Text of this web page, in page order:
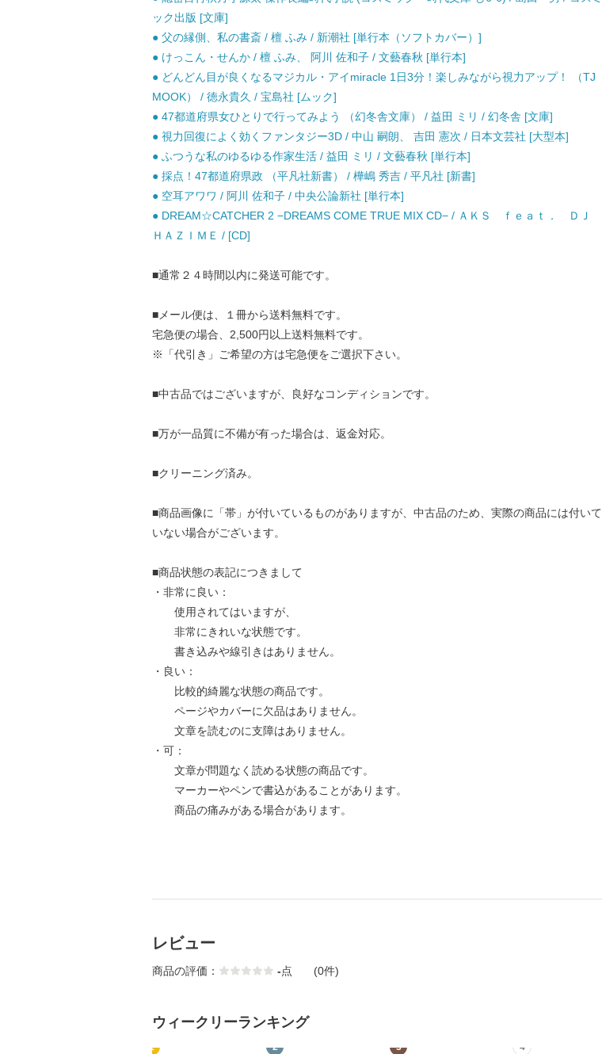
ック出版 [文庫]
● 父の縁側、私の書斎 / 檀 ふみ / 新潮社 [単行本（ソフトカバー）]
● けっこん・せんか / 檀 ふみ、 阿川 佐和子 / 文藝春秋 [単行本]
● どんどん目が良くなるマジカル・アイmiracle 1日3分！楽しみながら視力アップ！ （TJ
MOOK） / 徳永貴久 / 宝島社 [ムック]
● 47都道府県女ひとりで行ってみよう （幻冬舎文庫） / 益田 ミリ / 幻冬舎 [文庫]
● 視力回復によく効くファンタジー3D / 中山 嗣朗、 吉田 憲次 / 日本文芸社 [大型本]
● ふつうな私のゆるゆる作家生活 / 益田 ミリ / 文藝春秋 [単行本]
● 採点！47都道府県政 （平凡社新書） / 樺嶋 秀吉 / 平凡社 [新書]
● 空耳アワワ / 阿川 佐和子 / 中央公論新社 [単行本]
● DREAM☆CATCHER 2 −DREAMS COME TRUE MIX CD− / ＡＫＳ ｆｅａｔ． ＤＪ
ＨＡＺＩＭＥ / [CD]
■通常２４時間以内に発送可能です。
■メール便は、１冊から送料無料です。
宅急便の場合、2,500円以上送料無料です。
※「代引き」ご希望の方は宅急便をご選択下さい。
■中古品ではございますが、良好なコンディションです。
■万が一品質に不備が有った場合は、返金対応。
■クリーニング済み。
■商品画像に「帯」が付いているものがありますが、中古品のため、実際の商品には付いて
いない場合がございます。
■商品状態の表記につきまして
・非常に良い：
使用されてはいますが、
非常にきれいな状態です。
書き込みや線引きはありません。
・良い：
比較的綺麗な状態の商品です。
ページやカバーに欠品はありません。
文章を読むのに支障はありません。
・可：
文章が問題なく読める状態の商品です。
マーカーやペンで書込があることがあります。
商品の痛みがある場合があります。
レビュー
商品の評価： -点 (0件)
ウィークリーランキング
1 2 3 4